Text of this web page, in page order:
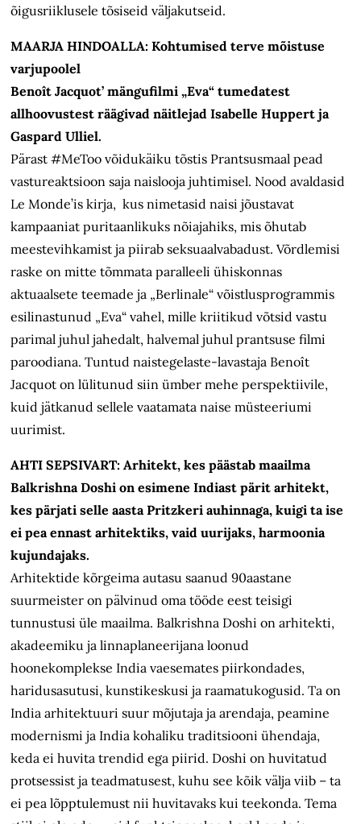
õigusriiklusele tõsiseid väljakutseid.
MAARJA HINDOALLA: Kohtumised terve mõistuse
varjupoolel
Benoît Jacquot’ mängufilmi „Eva“ tumedatest
allhoovustest räägivad näitlejad Isabelle Huppert ja
Gaspard Ulliel.
Pärast #MeToo võidukäiku tõstis Prantsusmaal pead
vastureaktsioon saja naislooja juhtimisel. Nood avaldasid
Le Monde’is kirja, kus nimetasid naisi jõustavat
kampaaniat puritaanlikuks nõiajahiks, mis õhutab
meestevihkamist ja piirab seksuaalvabadust. Võrdlemisi
raske on mitte tõmmata paralleeli ühiskonnas
aktuaalsete teemade ja „Berlinale“ võistlusprogrammis
esilinastunud „Eva“ vahel, mille kriitikud võtsid vastu
parimal juhul jahedalt, halvemal juhul prantsuse filmi
paroodiana. Tuntud naistegelaste-lavastaja Benoît
Jacquot on lülitunud siin ümber mehe perspektiivile,
kuid jätkanud sellele vaatamata naise müsteeriumi
uurimist.
AHTI SEPSIVART: Arhitekt, kes päästab maailma
Balkrishna Doshi on esimene Indiast pärit arhitekt,
kes pärjati selle aasta Pritzkeri auhinnaga, kuigi ta ise
ei pea ennast arhitektiks, vaid uurijaks, harmoonia
kujundajaks.
Arhitektide kõrgeima autasu saanud 90aastane
suurmeister on pälvinud oma tööde eest teisigi
tunnustusi üle maailma. Balkrishna Doshi on arhitekti,
akadeemiku ja linnaplaneerijana loonud
hoonekomplekse India vaesemates piirkondades,
haridusasutusi, kunstikeskusi ja raamatukogusid. Ta on
India arhitektuuri suur mõjutaja ja arendaja, peamine
modernismi ja India kohaliku traditsiooni ühendaja,
keda ei huvita trendid ega piirid. Doshi on huvitatud
protsessist ja teadmatusest, kuhu see kõik välja viib – ta
ei pea lõpptulemust nii huvitavaks kui teekonda. Tema